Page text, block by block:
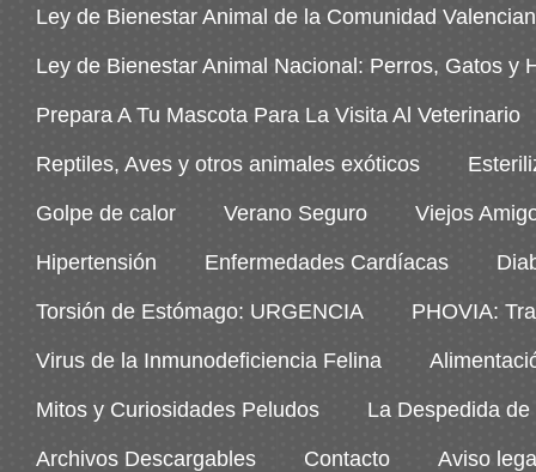
Ley de Bienestar Animal de la Comunidad
Ley de Bienestar Animal Nacional: Perros, Gatos y
Prepara A Tu Mascota Para La Visita Al Veterinario
Reptiles, Aves y otros animales exóticos
Golpe de calor Verano Seguro Viejos
Hipertensión Enfermedades Cardíacas
Torsión de Estómago: URGENCIA PHOVIA:
Virus de la Inmunodeficiencia Felina
Mitos y Curiosidades Peludos La Despedida
Archivos Descargables Contacto Aviso